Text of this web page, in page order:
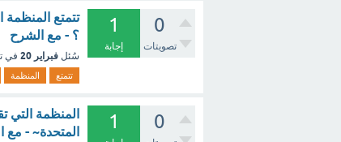
0
تصويتات
1
إجابة
تتمتع
؟ - مع الشرح
سُئل فبراير 20 في
تتمتع المنظمة
0
1
المنظمة التي
المتحدة~ - مع